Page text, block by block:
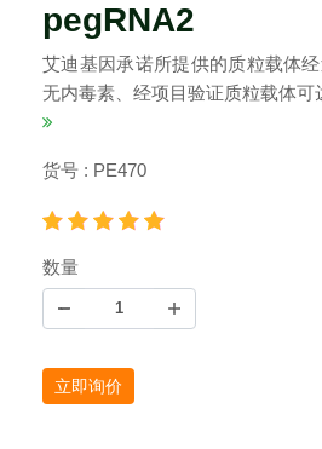
pegRNA2
艾迪基因承诺所提供的质粒载体
无内毒素、经项目验证质粒载体可
货号 : PE470
数量
立即询价